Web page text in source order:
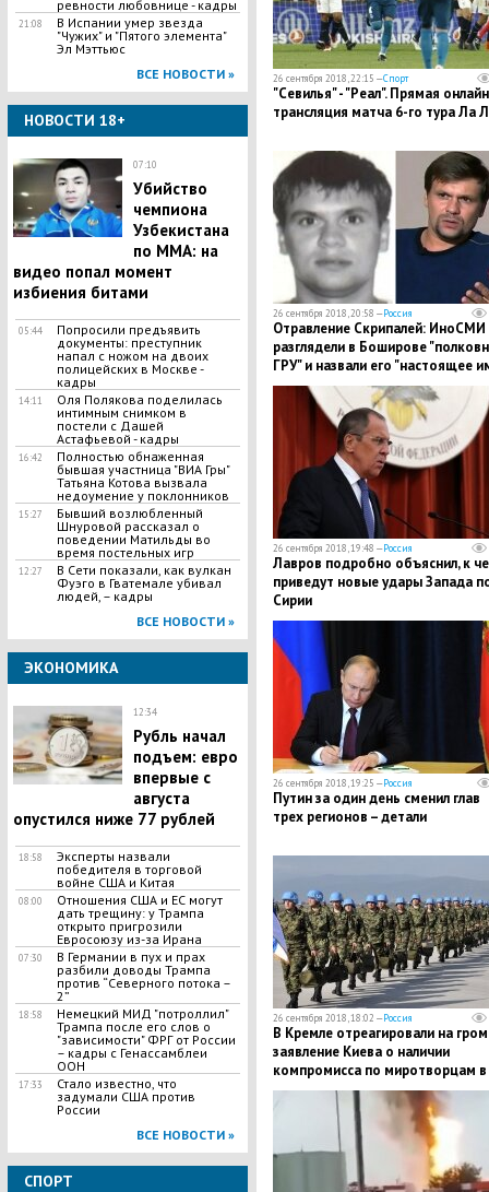
ревности любовнице - кадры
21:08
В Испании умер звезда
"Чужих" и "Пятого элемента"
Эл Мэттьюс
ВСЕ НОВОСТИ »
НОВОСТИ 18+
07:10
Убийство
чемпиона
Узбекистана
по MMA: на
видео попал момент
избиения битами
05:44
Попросили предъявить
документы: преступник
напал с ножом на двоих
полицейских в Москве -
кадры
14:11
Оля Полякова поделилась
интимным снимком в
постели с Дашей
Астафьевой - кадры
16:42
Полностью обнаженная
бывшая участница "ВИА Гры"
Татьяна Котова вызвала
недоумение у поклонников
15:27
Бывший возлюбленный
Шнуровой рассказал о
поведении Матильды во
время постельных игр
12:27
В Сети показали, как вулкан
Фуэго в Гватемале убивал
людей, – кадры
ВСЕ НОВОСТИ »
ЭКОНОМИКА
12:34
Рубль начал
подъем: евро
впервые с
августа
опустился ниже 77 рублей
18:58
Эксперты назвали
победителя в торговой
войне США и Китая
08:00
Отношения США и ЕС могут
дать трещину: у Трампа
открыто пригрозили
Евросоюзу из-за Ирана
07:30
В Германии в пух и прах
разбили доводы Трампа
против “Северного потока –
2”
18:58
Немецкий МИД "потроллил"
Трампа после его слов о
"зависимости" ФРГ от России
– кадры с Генассамблеи
ООН
17:33
Стало известно, что
задумали США против
России
ВСЕ НОВОСТИ »
СПОРТ
26 сентября 2018, 22:15 —Спорт
"Севилья" - "Реал". Прямая
трансляция матча 6-го тура Ла
26 сентября 2018, 20:58 —Россия
Отравление Скрипалей: ИноСМИ
разглядели в Боширове
ГРУ" и назвали его "настоящее
26 сентября 2018, 19:48 —Россия
Лавров подробно объяснил, к
приведут новые удары Запада
Сирии
26 сентября 2018, 19:25 —Россия
Путин за один день сменил глав
трех регионов – детали
26 сентября 2018, 18:02 —Россия
В Кремле отреагировали на
заявление Киева о наличии
компромисса по миротворцам в
Донбассе